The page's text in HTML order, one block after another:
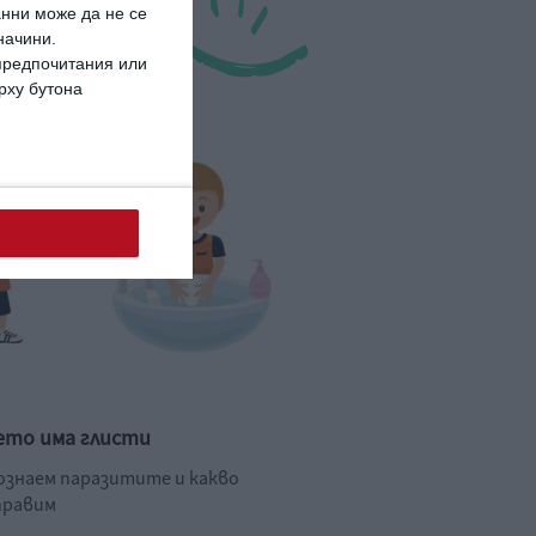
може да не се
или
бутона
има глисти
паразитите и какво